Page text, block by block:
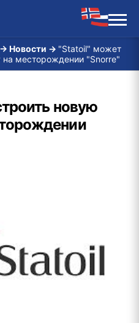
→ Новости → "Statoil" может
на месторождении "Snorre"
новую